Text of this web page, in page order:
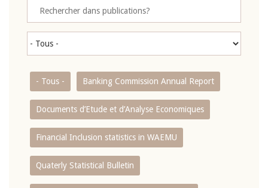
- Tous - Banking Commission Annual Report
Documents d’Etude et d’Analyse Economiques
Financial Inclusion statistics in WAEMU
Quaterly Statistical Bulletin